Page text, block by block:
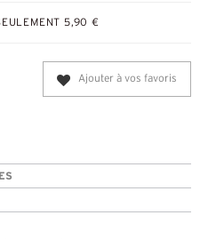
5,90 €
Ajouter à vos favoris